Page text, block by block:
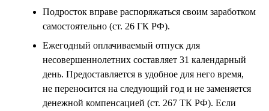
Подросток вправе распоряжаться своим заработком
самостоятельно (ст. 26 ГК РФ).
Ежегодный оплачиваемый отпуск для
несовершеннолетних составляет 31 календарный
день. Предоставляется в удобное для него время,
не переносится на следующий год и не заменяется
денежной компенсацией (ст. 267 ТК РФ). Если